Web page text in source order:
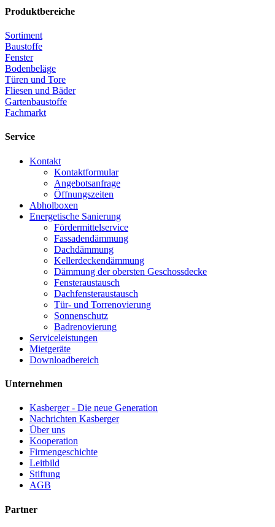
Produktbereiche
Sortiment
Baustoffe
Fenster
Bodenbeläge
Türen und Tore
Fliesen und Bäder
Gartenbaustoffe
Fachmarkt
Service
Kontakt
Kontaktformular
Angebotsanfrage
Öffnungszeiten
Abholboxen
Energetische Sanierung
Fördermittelservice
Fassadendämmung
Dachdämmung
Kellerdeckendämmung
Dämmung der obersten Geschossdecke
Fensteraustausch
Dachfensteraustausch
Tür- und Torrenovierung
Sonnenschutz
Badrenovierung
Serviceleistungen
Mietgeräte
Downloadbereich
Unternehmen
Kasberger - Die neue Generation
Nachrichten Kasberger
Über uns
Kooperation
Firmengeschichte
Leitbild
Stiftung
AGB
Partner